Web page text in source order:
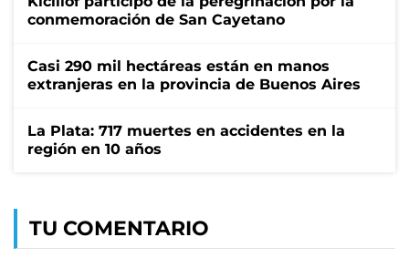
conmemoración de San Cayetano
Casi 290 mil hectáreas están en manos
extranjeras en la provincia de Buenos Aires
La Plata: 717 muertes en accidentes en la
región en 10 años
TU COMENTARIO